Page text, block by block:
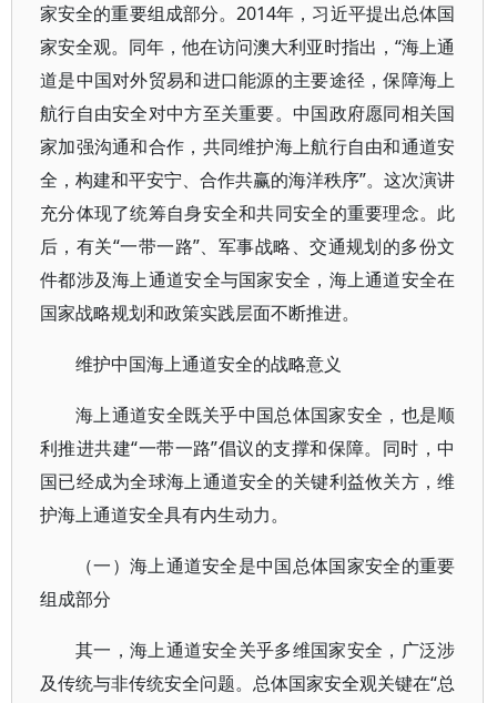
家安全的重要组成部分。2014年，习近平提出总体国
家安全观。同年，他在访问澳大利亚时指出，“海上通
道是中国对外贸易和进口能源的主要途径，保障海上
航行自由安全对中方至关重要。中国政府愿同相关国
家加强沟通和合作，共同维护海上航行自由和通道安
全，构建和平安宁、合作共赢的海洋秩序”。这次演讲
充分体现了统筹自身安全和共同安全的重要理念。此
后，有关“一带一路”、军事战略、交通规划的多份文
件都涉及海上通道安全与国家安全，海上通道安全在
国家战略规划和政策实践层面不断推进。
维护中国海上通道安全的战略意义
海上通道安全既关乎中国总体国家安全，也是顺
利推进共建“一带一路”倡议的支撑和保障。同时，中
国已经成为全球海上通道安全的关键利益攸关方，维
护海上通道安全具有内生动力。
（一）海上通道安全是中国总体国家安全的重要
组成部分
其一，海上通道安全关乎多维国家安全，广泛涉
及传统与非传统安全问题。总体国家安全观关键在“总